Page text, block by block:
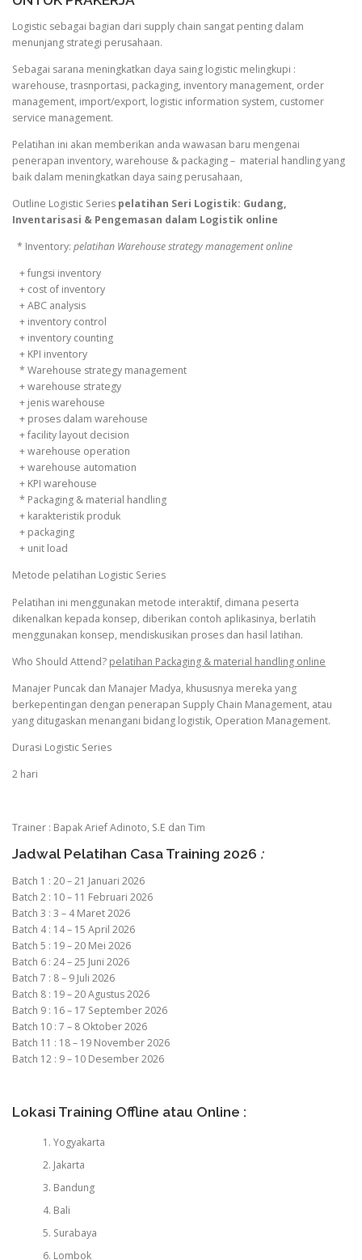
Logistic sebagai bagian dari supply chain sangat penting dalam
menunjang strategi perusahaan.
Sebagai sarana meningkatkan daya saing logistic melingkupi :
warehouse, trasnportasi, packaging, inventory management, order
management, import/export, logistic information system, customer
service management.
Pelatihan ini akan memberikan anda wawasan baru mengenai
penerapan inventory, warehouse & packaging – material handling yang
baik dalam meningkatkan daya saing perusahaan,
Outline Logistic Series pelatihan Seri Logistik: Gudang,
Inventarisasi & Pengemasan dalam Logistik online
* Inventory: pelatihan Warehouse strategy management online
+ fungsi inventory
+ cost of inventory
+ ABC analysis
+ inventory control
+ inventory counting
+ KPI inventory
* Warehouse strategy management
+ warehouse strategy
+ jenis warehouse
+ proses dalam warehouse
+ facility layout decision
+ warehouse operation
+ warehouse automation
+ KPI warehouse
* Packaging & material handling
+ karakteristik produk
+ packaging
+ unit load
Metode pelatihan Logistic Series
Pelatihan ini menggunakan metode interaktif, dimana peserta
dikenalkan kepada konsep, diberikan contoh aplikasinya, berlatih
menggunakan konsep, mendiskusikan proses dan hasil latihan.
Who Should Attend? pelatihan Packaging & material handling online
Manajer Puncak dan Manajer Madya, khususnya mereka yang
berkepentingan dengan penerapan Supply Chain Management, atau
yang ditugaskan menangani bidang logistik, Operation Management.
Durasi Logistic Series
2 hari
Trainer : Bapak Arief Adinoto, S.E dan Tim
Jadwal Pelatihan Casa Training 2026 :
Batch 1 : 20 – 21 Januari 2026
Batch 2 : 10 – 11 Februari 2026
Batch 3 : 3 – 4 Maret 2026
Batch 4 : 14 – 15 April 2026
Batch 5 : 19 – 20 Mei 2026
Batch 6 : 24 – 25 Juni 2026
Batch 7 : 8 – 9 Juli 2026
Batch 8 : 19 – 20 Agustus 2026
Batch 9 : 16 – 17 September 2026
Batch 10 : 7 – 8 Oktober 2026
Batch 11 : 18 – 19 November 2026
Batch 12 : 9 – 10 Desember 2026
Lokasi Training Offline atau Online :
Yogyakarta
Jakarta
Bandung
Bali
Surabaya
Lombok